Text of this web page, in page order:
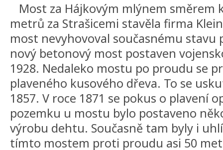
Most za Hájkovým mlýnem směrem
metrů za Strašicemi stavěla firma
most nevyhovoval současnému stavu
nový betonový most postaven
1928. Nedaleko mostu po proudu se
plaveného kusového dřeva. To se
1857. V roce 1871 se pokus o plavení
pozemku u mostu bylo postaveno
výrobu dehtu. Současně tam byly i
tímto mostem proti proudu asi 50